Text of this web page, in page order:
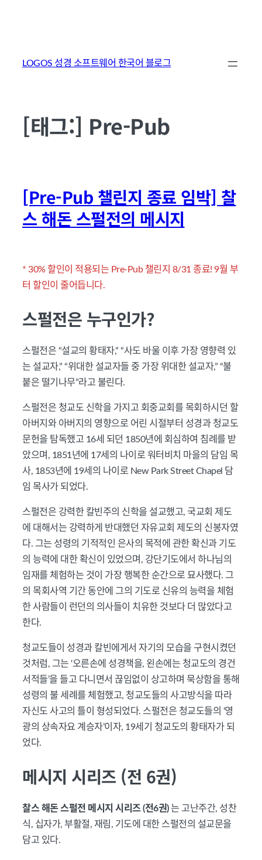
LOGOS 성경 소프트웨어 한국어 블로그
[태그:] Pre-Pub
[Pre-Pub 챌린지 종료 임박] 찰
스 해돈 스펄전의 메시지
* 30% 할인이 적용되는 Pre-Pub 챌린지 8/31 종료! 9월 부
터 할인이 줄어듭니다.
스펄전은 누구인가?
스펄전은 “설교의 황태자,” “사도 바울 이후 가장 영향력 있
는 설교자,” “위대한 설교자들 중 가장 위대한 설교자,” “불
붙은 떨기나무”라고 불린다.
스펄전은 청교도 신학을 가지고 회중교회를 목회하시던 할
아버지와 아버지의 영향으로 어린 시절부터 성경과 청교도
문헌을 탐독했고 16세 되던 1850년에 회심하여 침례를 받
았으며, 1851년에 17세의 나이로 워터비치 마을의 담임 목
사, 1853년에 19세의 나이로 New Park Street Chapel 담
임 목사가 되었다.
스펄전은 강력한 칼빈주의 신학을 설교했고, 국교회 제도
에 대해서는 강력하게 반대했던 자유교회 제도의 신봉자였
다. 그는 성령의 기적적인 은사의 목적에 관한 확신과 기도
의 능력에 대한 확신이 있었으며, 강단기도에서 하나님의
임재를 체험하는 것이 가장 행복한 순간으로 묘사했다. 그
의 목회사역 기간 동안에 그의 기도로 신유의 능력을 체험
한 사람들이 런던의 의사들이 치유한 것보다 더 많았다고
한다.
청교도들이 성경과 칼빈에게서 자기의 모습을 구현시켰던
것처럼, 그는 ‘오른손에 성경책을, 왼손에는 청교도의 경건
서적들’을 들고 다니면서 끊임없이 상고하며 묵상함을 통해
성령의 불 세례를 체험했고, 청교도들의 사고방식을 따라
자신도 사고의 틀이 형성되었다. 스펄전은 청교도들의 ‘영
광의 상속자요 계승자’이자, 19세기 청교도의 황태자가 되
었다.
메시지 시리즈 (전 6권)
찰스 해돈 스펄전 메시지 시리즈 (전6권)는 고난주간, 성찬
식, 십자가, 부활절, 재림, 기도에 대한 스펄전의 설교문을
담고 있다.